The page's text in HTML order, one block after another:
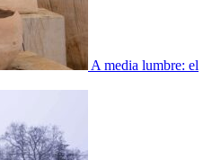
A media lumbre: el